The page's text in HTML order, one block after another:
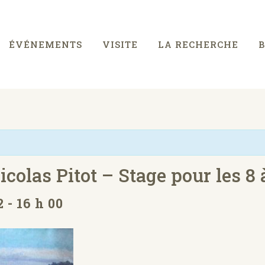
ÉVÉNEMENTS VISITE LA RECHERCHE
Pitot – Stage pour les 8
- 16 h 00